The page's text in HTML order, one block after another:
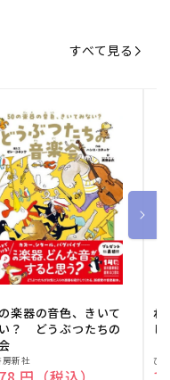
すべて見る
楽器の音色、きいて
？ どうぶつたちの
新社
ね
販ひ